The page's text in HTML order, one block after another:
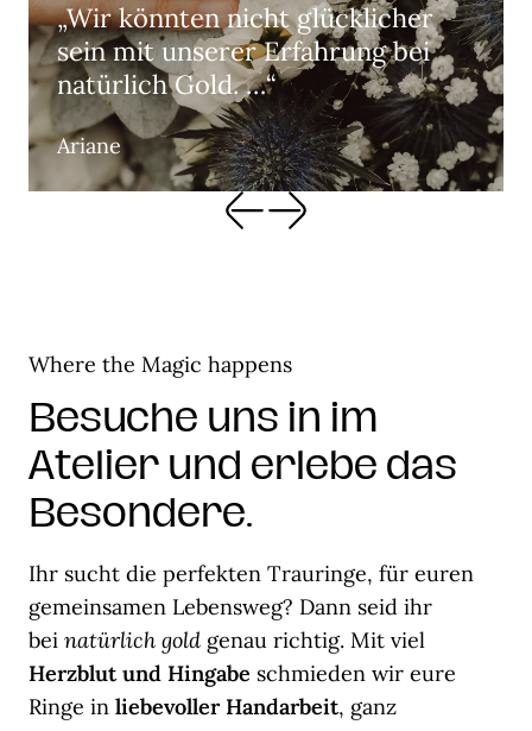
„Wir könnten nicht glücklicher
sein mit unserer Erfahrung bei
natürlich Gold. …“
Ariane
Where the Magic happens
Besuche uns in im
Atelier und erlebe das
Besondere.
Ihr sucht die perfekten Trauringe, für euren
gemeinsamen Lebensweg? Dann seid ihr
bei natürlich gold genau richtig. Mit viel
Herzblut und Hingabe schmieden wir eure
Ringe in liebevoller Handarbeit, ganz